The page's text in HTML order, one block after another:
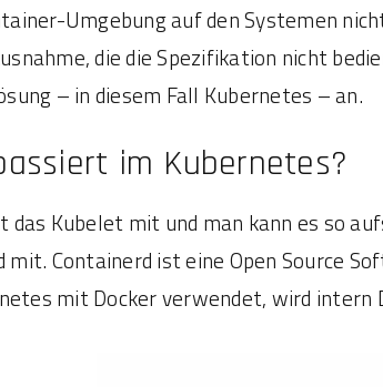
Umgebung auf den Systemen
die die Spezifikation nicht
– in diesem Fall Kubernetes – an.
im Kubernetes?
das Kubelet mit und man kann es so
mit. Containerd ist eine Open Source
mit Docker verwendet, wird intern